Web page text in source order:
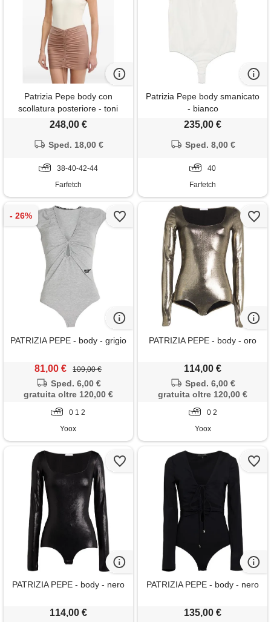
Patrizia Pepe body con
scollatura posteriore - toni
neutri
248,00 €
Sped. 18,00 €
38-40-42-44
Farfetch
Patrizia Pepe body smanicato
- bianco
235,00 €
Sped. 8,00 €
40
Farfetch
PATRIZIA PEPE - body - grigio
81,00 € 109,00 €
Sped. 6,00 €
gratuita oltre 120,00 €
0 1 2
Yoox
PATRIZIA PEPE - body - oro
114,00 €
Sped. 6,00 €
gratuita oltre 120,00 €
0 2
Yoox
PATRIZIA PEPE - body - nero
114,00 €
PATRIZIA PEPE - body - nero
135,00 €